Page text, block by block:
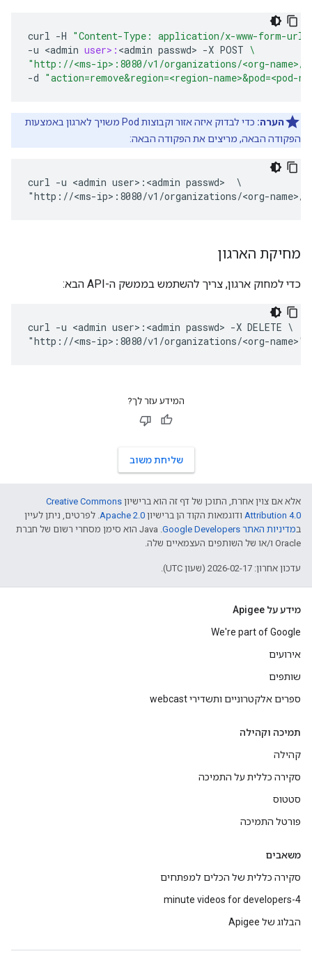
curl -H "Content-Type: application/x-www-form-
-u <admin user>: <admin passwd> -X POST \
"http://<ms-ip>:8080/v1/organizations/<org-name>/
-d "action=remove&region=<region-name>&pod=<pod-
הערה:
כדי לבדוק איזה אזור וקבוצות Pod משויך לארגון באמצעות
הפקודה הבאה, מריצים את הפקודה הבאה:
curl -u <admin user>:<admin passwd>  \
"http://<ms-ip>:8080/v1/organizations/<org-name>/
מחיקת הארגון
כדי למחוק ארגון, צריך להשתמש בממשק ה-API הבא:
curl -u <admin user>:<admin passwd> -X DELETE \
"http://<ms-ip>:8080/v1/organizations/<org-name>"
המידע עזר לך?
שליחת משוב
אלא אם צוין אחרת, התוכן של דף זה הוא ברישיון Creative Commons
Attribution 4.0 ודוגמאות הקוד הן ברישיון Apache 2.0. לפרטים, ניתן לעיין
במדיניות האתר Google Developers‏
.‏ Java הוא סימן מסחרי רשום של חברת
Oracle ו/או של השותפים העצמאיים שלה.
עדכון אחרון: 2026-02-17 (שעון UTC).
מידע על Apigee
We're part of Google
אירועים
שותפים
ספרים אלקטרוניים ותשדירי webcast
תמיכה וקהילה
קהילה
סקירה כללית על התמיכה
סטטוס
פורטל התמיכה
משאבים
סקירה כללית של הכלים למפתחים
4-minute videos for developers
הבלוג של Apigee